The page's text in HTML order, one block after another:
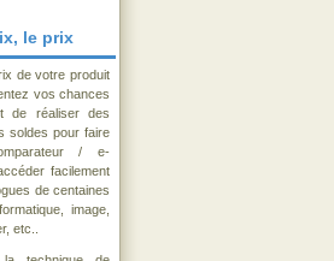
le prix
de votre produit
vos chances
de réaliser des
soldes pour faire
/ e-
facilement
de centaines
image,
etc..